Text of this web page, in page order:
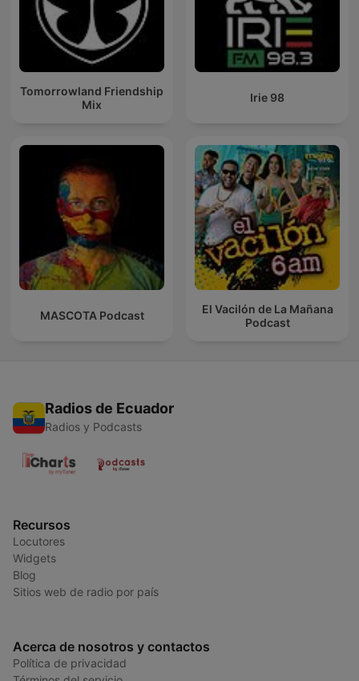
Tomorrowland Friendship
Mix
Irie 98
MASCOTA Podcast
El Vacilón de La Mañana
Podcast
Radios de Ecuador
Radios y Podcasts
Recursos
Locutores
Widgets
Blog
Sitios web de radio por país
Acerca de nosotros y contactos
Política de privacidad